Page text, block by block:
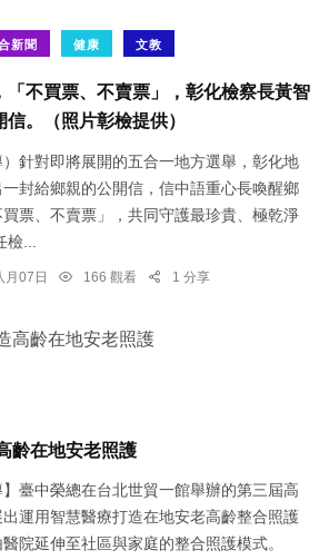
新聞 健康 文教
「不買票、不賣票」，彰化檢察長黃智
。（照片彰檢提供）
）針對即將展開的五合一地方選舉，彰化地
封給鄉親的公開信，信中語重心長喚醒鄉
票、不賣票」，共同守護最珍貴、極乾淨
...
月07日 166 觀看 1 分享
齡在地安老照護
】臺中榮總在台北世貿一館舉辦的第三屆高
運用智慧醫療打造在地安老高齡整合照護
醫院延伸至社區與家庭的整合照護模式。